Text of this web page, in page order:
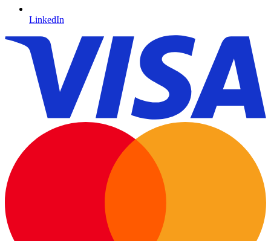
LinkedIn